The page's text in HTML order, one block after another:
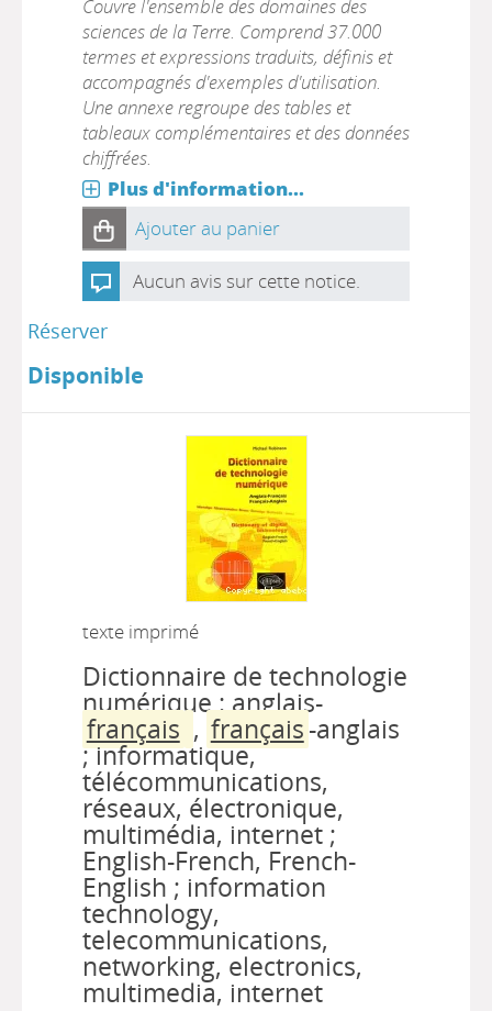
Couvre l'ensemble des domaines des
sciences de la Terre. Comprend 37.000
termes et expressions traduits, définis et
accompagnés d'exemples d'utilisation.
Une annexe regroupe des tables et
tableaux complémentaires et des données
chiffrées.
Plus d'information...
Ajouter au panier
Aucun avis sur cette notice.
Réserver
Disponible
texte imprimé
Dictionnaire de technologie
numérique : anglais-
français , français-anglais
; informatique,
télécommunications,
réseaux, électronique,
multimédia, internet ;
English-French, French-
English ; information
technology,
telecommunications,
networking, electronics,
multimedia, internet